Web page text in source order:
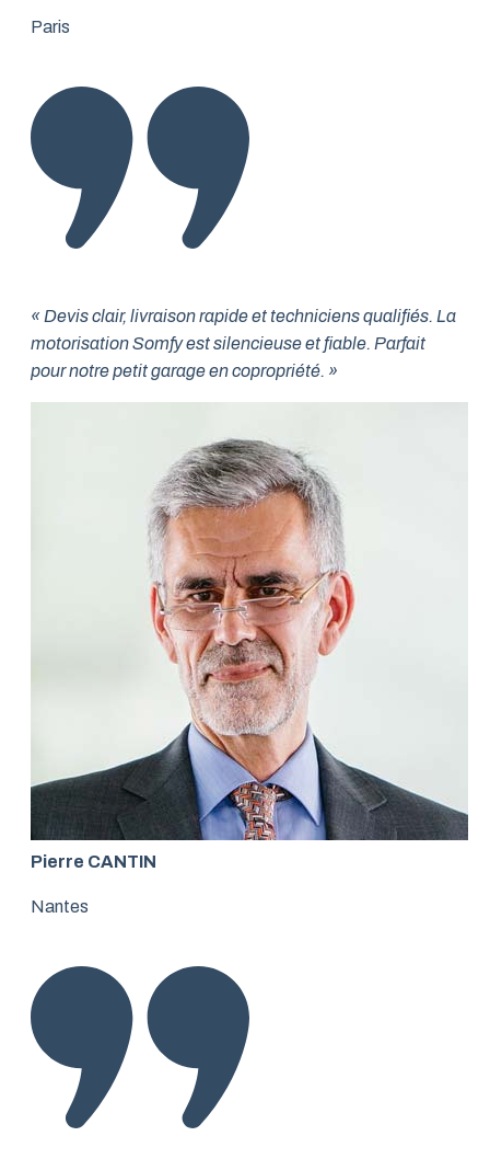
Paris
« Devis clair, livraison rapide et techniciens qualifiés. La
motorisation Somfy est silencieuse et fiable. Parfait
pour notre petit garage en copropriété. »
Pierre CANTIN
Nantes